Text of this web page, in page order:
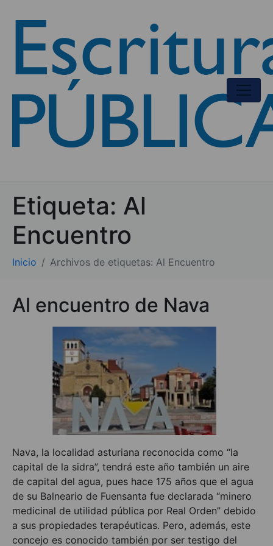
Etiqueta: Al
Encuentro
Inicio Archivos de etiquetas: Al Encuentro
Al encuentro de Nava
Nava, la localidad asturiana reconocida como “la
capital de la sidra”, tendrá este año también un aire
de capital del agua, pues hace 175 años que el agua
de su Balneario de Fuensanta fue declarada “minero
medicinal de utilidad pública por Real Orden” debido
a sus propiedades terapéuticas. Pero, además, este
concejo es conocido también por ser testigo del